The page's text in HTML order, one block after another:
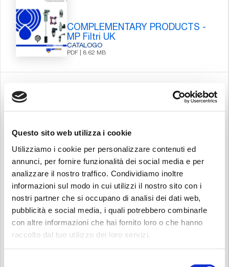
Questo sito web utilizza i cookie
Utilizziamo i cookie per personalizzare contenuti ed
annunci, per fornire funzionalità dei social media e per
analizzare il nostro traffico. Condividiamo inoltre
informazioni sul modo in cui utilizzi il nostro sito con i
nostri partner che si occupano di analisi dei dati web,
pubblicità e social media, i quali potrebbero combinarle
con altre informazioni che hai fornito loro o che hanno
raccolto dal tuo utilizzo dei loro servizi.
COMPLEMENTARY PRODUCTS -
MP Filtri UK
CATALOGO
PDF | 8.62 MB
TOOLS
FILTER SIZING
RECALIBRATION SERVICE